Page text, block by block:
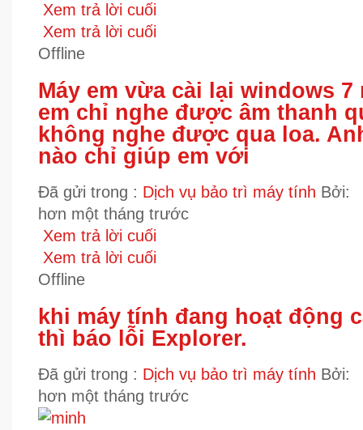
Xem trả lời cuối
Xem trả lời cuối
Offline
Máy em vừa cài lại windows
em chỉ nghe được âm thanh
không nghe được qua loa.
nào chỉ giúp em với
Đã gửi trong : Dịch vụ bảo trì máy tính Bởi:
hơn một tháng trước
Xem trả lời cuối
Xem trả lời cuối
Offline
khi máy tính đang hoạt động
thì báo lỗi Explorer.
Đã gửi trong : Dịch vụ bảo trì máy tính Bởi:
hơn một tháng trước